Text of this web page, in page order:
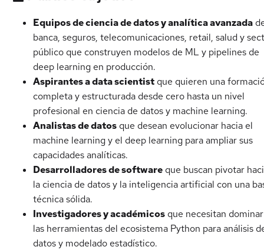
Equipos de ciencia de datos y analítica avanzada
banca, seguros, telecomunicaciones, retail, salud y
público que construyen modelos de ML y pipelines de
deep learning en producción.
Aspirantes a data scientist que quieren una
completa y estructurada desde cero hasta un nivel
profesional en ciencia de datos y machine learning.
Analistas de datos que desean evolucionar hacia el
machine learning y el deep learning para ampliar sus
capacidades analíticas.
Desarrolladores de software que buscan pivotar
la ciencia de datos y la inteligencia artificial con una
técnica sólida.
Investigadores y académicos que necesitan dominar
las herramientas del ecosistema Python para análisis
datos y modelado estadístico.